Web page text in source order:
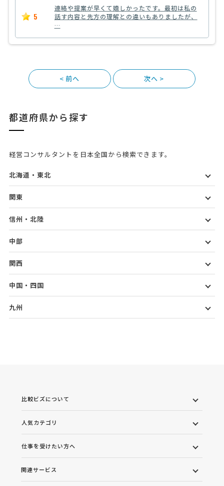
5
連絡や提案が早くて嬉しかったです。最初は私の
話す内容と先方の理解との違いもありましたが、
…
< >
都道府県から探す
経営コンサルタントを日本全国から検索できます。
北海道・東北
関東
信州・北陸
中部
関西
中国・四国
九州
比較ビズについて
人気カテゴリ
仕事を受けたい方へ
関連サービス